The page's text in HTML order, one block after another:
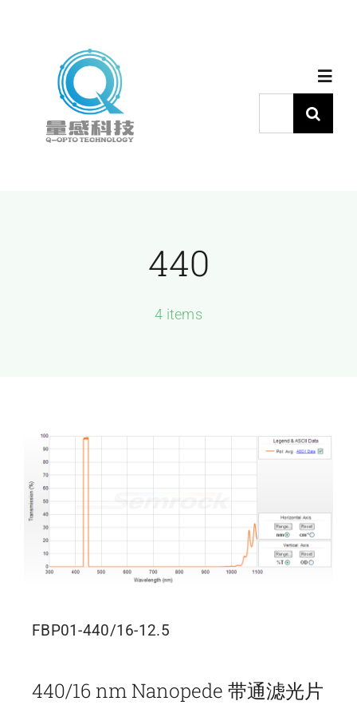
关于量感
联系我们
索：
440
4 items
FBP01-440/16-12.5
440/16 nm Nanopede 带通滤光片